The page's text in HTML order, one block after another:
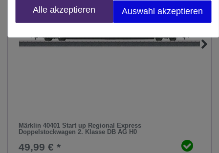
Märklin 40401 Start up Regional Express
Doppelstockwagen 2. Klasse DB AG H0
49,99 € *
Alle akzeptieren Auswahl akzeptieren